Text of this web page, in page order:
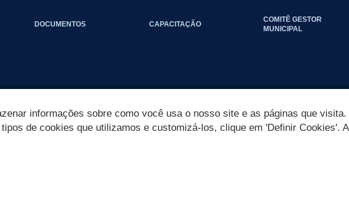
DOCUMENTOS CAPACITAÇÃO
COMITÊ GESTOR
MUNICIPAL
informações sobre como você usa o nosso site e as páginas que
de cookies que utilizamos e customizá-los, clique em 'Definir Cookies'.